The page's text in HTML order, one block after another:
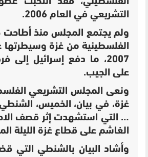
التشريعي في العام 2006.
ولم يجتمع المجلس منذ
الفلسطينية من غزة
2007، ما دفع إسرائيل
على الجيب.
ونعى المجلس التشريعي
غزة، في بيان، الخميس،
… التي استشهدت إثر قصف
الغاشم على قطاع غزة الليلة
وأشاد البيان بالشنطي التي